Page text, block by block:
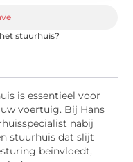
stuurhuis?
is essentieel voor
voertuig. Bij Hans
nabij
stuurhuis dat slijt
beïnvloedt,